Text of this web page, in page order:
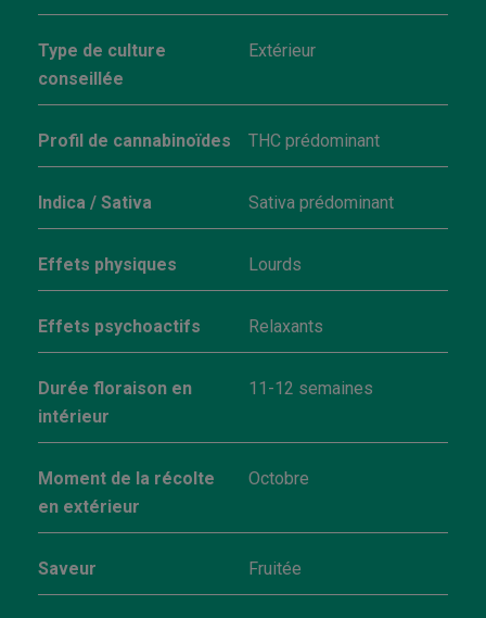
Type de culture
conseillée
Extérieur
Profil de cannabinoïdes THC prédominant
Indica / Sativa Sativa prédominant
Effets physiques Lourds
Effets psychoactifs Relaxants
Durée floraison en
intérieur
11-12 semaines
Moment de la récolte
en extérieur
Octobre
Saveur Fruitée